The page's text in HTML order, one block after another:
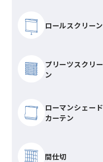
ロールスクリーン
プリーツスクリー
ン
ローマンシェード
カーテン
間仕切